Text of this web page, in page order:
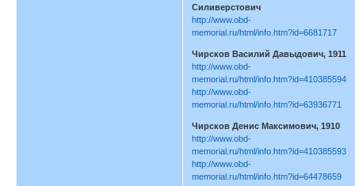
Силиверстович
http://www.obd-
memorial.ru/html/info.htm?id=6681717
Чирсков Василий Давыдович, 1911
http://www.obd-
memorial.ru/html/info.htm?id=410385594
http://www.obd-
memorial.ru/html/info.htm?id=63936771
Чирсков Денис Максимович, 1910
http://www.obd-
memorial.ru/html/info.htm?id=410385593
http://www.obd-
memorial.ru/html/info.htm?id=64478659